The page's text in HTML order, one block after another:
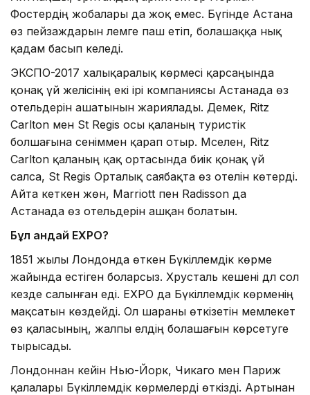
Фостердің жобалары да жоқ емес. Бүгінде Астана
өз пейзаждарын әлемге паш етіп, болашаққа нық
қадам басып келеді.
ЭКСПО-2017 халықаралық көрмесі қарсаңында
қонақ үй желісінің екі ірі компаниясы Астанада өз
отельдерін ашатынын жариялады. Демек, Ritz
Carlton мен St Regis осы қаланың туристік
болшағына сеніммен қарап отыр. Мәселен, Ritz
Carlton қаланың қақ ортасында биік қонақ үй
салса, St Regis Орталық саябақта өз отелін көтерді.
Айта кеткен жөн, Marriott пен Radisson да
Астанада өз отельдерін ашқан болатын.
Бұл қандай EXPO?
1851 жылы Лондонда өткен Бүкіләлемдік көрме
жайында естіген боларсыз. Хрусталь кешені дәл сол
кезде салынған еді. EXPO да Бүкіләлемдік көрменің
мақсатын көздейді. Ол шараны өткізетін мемлекет
өз қаласының, жалпы елдің болашағын көрсетуге
тырысады.
Лондоннан кейін Нью-Йорк, Чикаго мен Париж
қалалары Бүкіләлемдік көрмелерді өткізді. Артынан